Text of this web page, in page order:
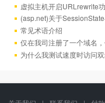
虚拟主机开启URLrewrite
(asp.net)关于
常见术语介绍
仅在我司注册了一个域名
为什么我测试速度时访问